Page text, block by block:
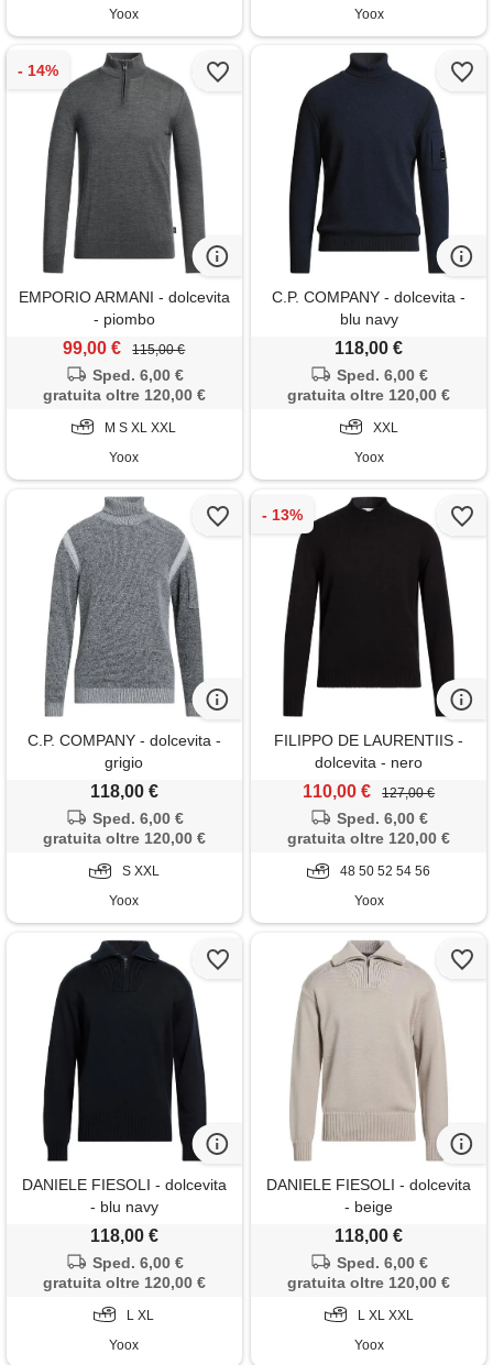
Yoox Yoox
EMPORIO ARMANI - dolcevita
- piombo
99,00 € 115,00 €
Sped. 6,00 €
gratuita oltre 120,00 €
M S XL XXL
Yoox
C.P. COMPANY - dolcevita -
blu navy
118,00 €
Sped. 6,00 €
gratuita oltre 120,00 €
XXL
Yoox
C.P. COMPANY - dolcevita -
grigio
118,00 €
Sped. 6,00 €
gratuita oltre 120,00 €
S XXL
Yoox
FILIPPO DE LAURENTIIS -
dolcevita - nero
110,00 € 127,00 €
Sped. 6,00 €
gratuita oltre 120,00 €
48 50 52 54 56
Yoox
DANIELE FIESOLI - dolcevita
- blu navy
118,00 €
Sped. 6,00 €
gratuita oltre 120,00 €
L XL
Yoox
DANIELE FIESOLI - dolcevita
- beige
118,00 €
Sped. 6,00 €
gratuita oltre 120,00 €
L XL XXL
Yoox